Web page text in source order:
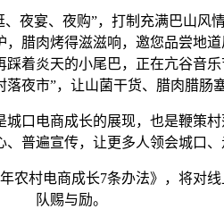
宴、夜购”，打制充满巴山风情
腊肉烤得滋滋响，邀您品尝地
着炎天的小尾巴，正在亢谷音
夜市”，让山菌干货、腊肉腊肠
电商成长的展现，也是鞭策村
普遍宣传，让更多人领会城口、
村电商成长7条办法》，将对线
队赐与励。